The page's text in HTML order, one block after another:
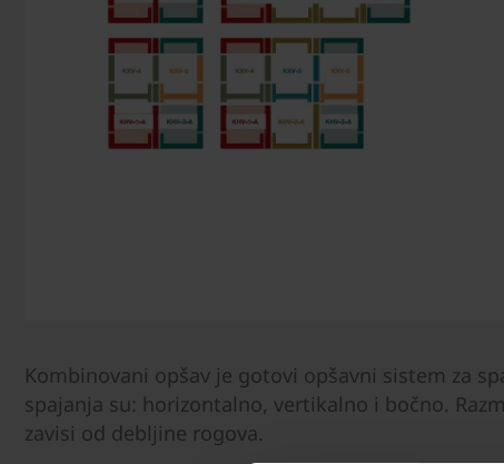
Kombinovani opšav je gotovi opšavni sistem za
spajanja su: horizontalno, vertikalno i bočno.
zavisi od debljine rogova.